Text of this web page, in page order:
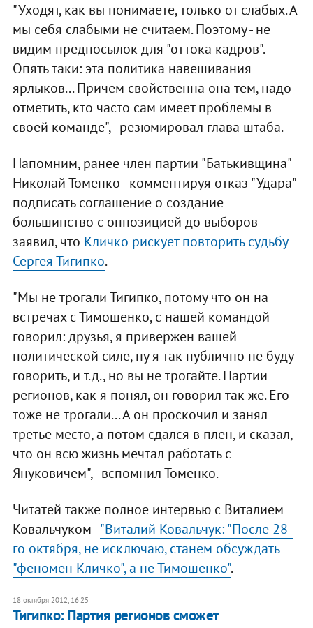
"Уходят, как вы понимаете, только от слабых. А
мы себя слабыми не считаем. Поэтому - не
видим предпосылок для "оттока кадров".
Опять таки: эта политика навешивания
ярлыков... Причем свойственна она тем, надо
отметить, кто часто сам имеет проблемы в
своей команде", - резюмировал глава штаба.
Напомним, ранее член партии "Батькивщина"
Николай Томенко - комментируя отказ "Удара"
подписать соглашение о создание
большинство с оппозицией до выборов -
заявил, что Кличко рискует повторить судьбу
Сергея Тигипко.
"Мы не трогали Тигипко, потому что он на
встречах с Тимошенко, с нашей командой
говорил: друзья, я привержен вашей
политической силе, ну я так публично не буду
говорить, и т.д., но вы не трогайте. Партии
регионов, как я понял, он говорил так же. Его
тоже не трогали... А он проскочил и занял
третье место, а потом сдался в плен, и сказал,
что он всю жизнь мечтал работать с
Януковичем", - вспомнил Томенко.
Читатей также полное интервью с Виталием
Ковальчуком -"Виталий Ковальчук: "После 28-
го октября, не исключаю, станем обсуждать
"феномен Кличко", а не Тимошенко".
18 октября 2012, 16:25
Тигипко: Партия регионов сможет